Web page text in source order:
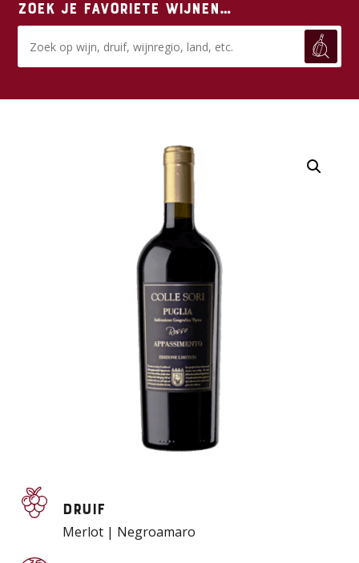
Zoek je favoriete wijnen…
Druif
Merlot | Negroamaro